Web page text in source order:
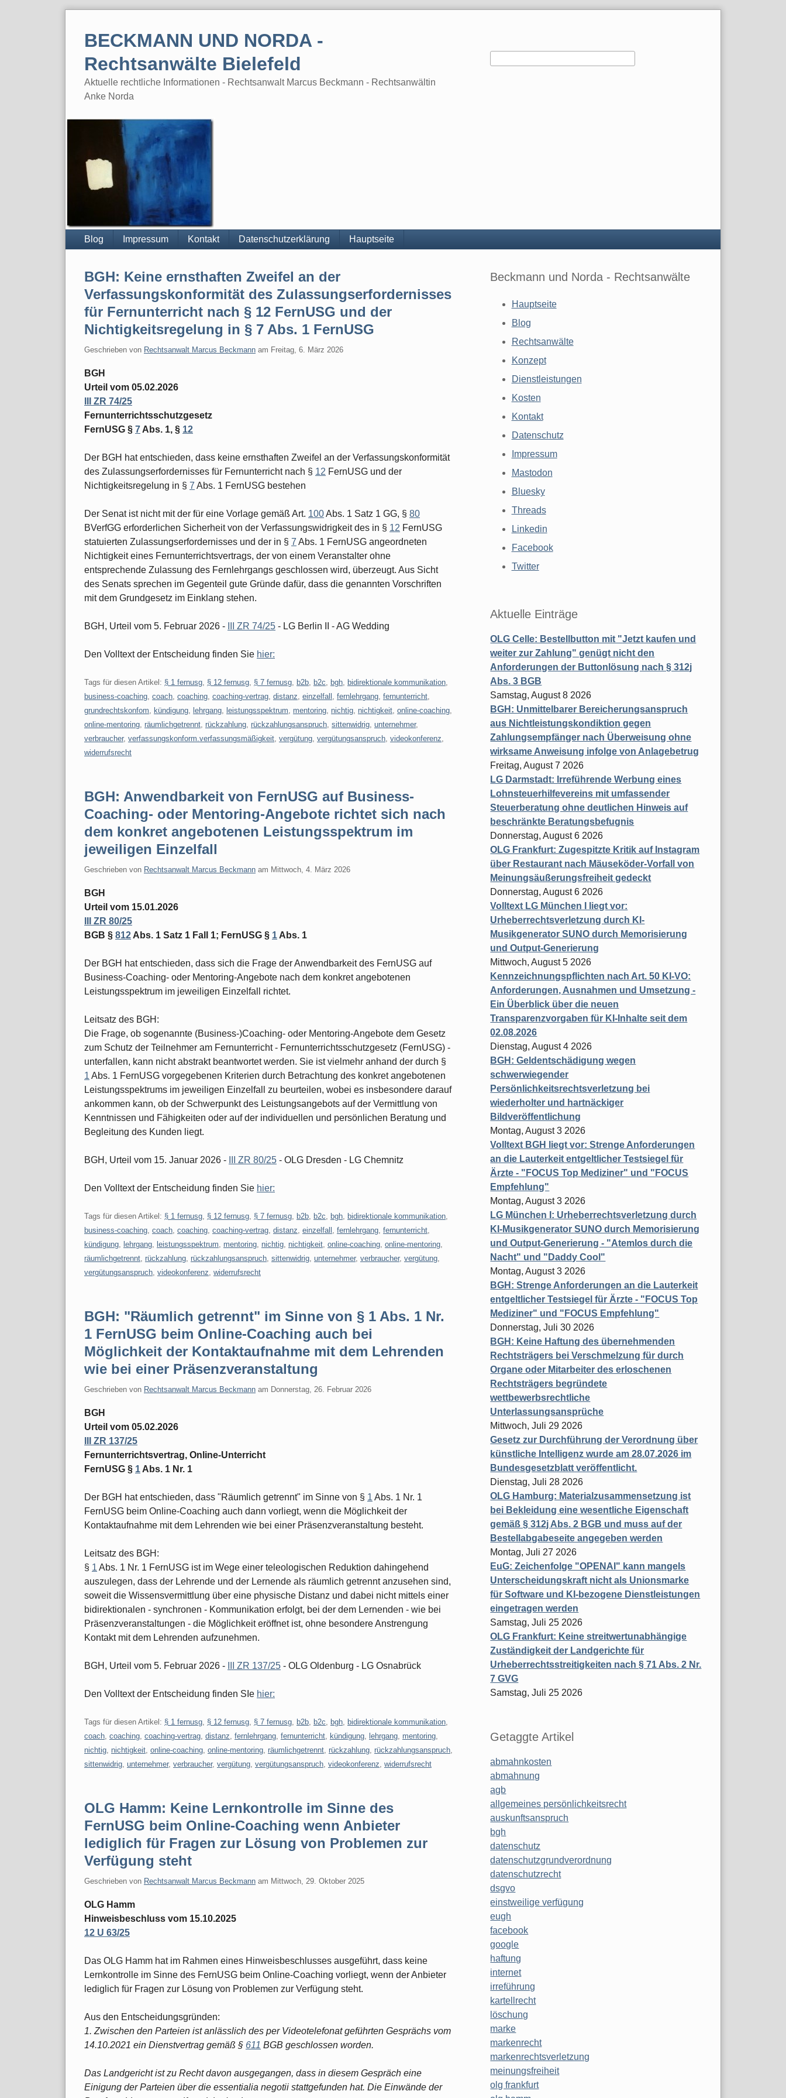
BECKMANN UND NORDA -
Rechtsanwälte Bielefeld
Aktuelle rechtliche Informationen - Rechtsanwalt Marcus Beckmann - Rechtsanwältin
Anke Norda
Blog Impressum Kontakt Datenschutzerklärung Hauptseite
BGH: Keine ernsthaften Zweifel an der
Verfassungskonformität des Zulassungserfordernisses
für Fernunterricht nach § 12 FernUSG und der
Nichtigkeitsregelung in § 7 Abs. 1 FernUSG
Geschrieben von Rechtsanwalt Marcus Beckmann am Freitag, 6. März 2026
BGH
Urteil vom 05.02.2026
III ZR 74/25
Fernunterrichtsschutzgesetz
FernUSG § 7 Abs. 1, § 12
Der BGH hat entschieden, dass keine ernsthaften Zweifel an der Verfassungskonformität
des Zulassungserfordernisses für Fernunterricht nach § 12 FernUSG und der
Nichtigkeitsregelung in § 7 Abs. 1 FernUSG bestehen
Der Senat ist nicht mit der für eine Vorlage gemäß Art. 100Abs. 1 Satz 1 GG, § 80
BVerfGG erforderlichen Sicherheit von der Verfassungswidrigkeit des in § 12 FernUSG
statuierten Zulassungserfordernisses und der in § 7 Abs. 1 FernUSG angeordneten
Nichtigkeit eines Fernunterrichtsvertrags, der von einem Veranstalter ohne
entsprechende Zulassung des Fernlehrgangs geschlossen wird, überzeugt. Aus Sicht
des Senats sprechen im Gegenteil gute Gründe dafür, dass die genannten Vorschriften
mit dem Grundgesetz im Einklang stehen.
BGH, Urteil vom 5. Februar 2026 - III ZR 74/25 - LG Berlin II - AG Wedding
Den Volltext der Entscheidung finden Sie hier:
Tags für diesen Artikel: § 1 fernusg § 12 fernusg § 7 fernusg b2b b2c bgh bidirektionale kommunikation
business-coaching coach coaching coaching-vertrag distanz einzelfall fernlehrgang fernunterricht
grundrechtskonfom
kündigung lehrgang leistungsspektrum mentoring nichtig nichtigkeit online-coaching
online-mentoring räumlichgetrennt rückzahlung rückzahlungsanspruch sittenwidrig unternehmer,
verbraucher, verfassungskonform.verfassungsmäßigkeit vergütung vergütungsanspruch videokonferenz
widerrufsrecht
BGH: Anwendbarkeit von FernUSG auf Business-
Coaching- oder Mentoring-Angebote richtet sich nach
dem konkret angebotenen Leistungsspektrum im
jeweiligen Einzelfall
Geschrieben von Rechtsanwalt Marcus Beckmann am Mittwoch, 4. März 2026
BGH
Urteil vom 15.01.2026
III ZR 80/25
BGB § 812 Abs. 1 Satz 1 Fall 1; FernUSG § 1 Abs. 1
Der BGH hat entschieden, dass sich die Frage der Anwendbarkeit des FernUSG auf
Business-Coaching- oder Mentoring-Angebote nach dem konkret angebotenen
Leistungsspektrum im jeweiligen Einzelfall richtet.
Leitsatz des BGH:
Die Frage, ob sogenannte (Business-)Coaching- oder Mentoring-Angebote dem Gesetz
zum Schutz der Teilnehmer am Fernunterricht - Fernunterrichtsschutzgesetz (FernUSG) -
unterfallen, kann nicht abstrakt beantwortet werden. Sie ist vielmehr anhand der durch §
1 Abs. 1 FernUSG vorgegebenen Kriterien durch Betrachtung des konkret angebotenen
Leistungsspektrums im jeweiligen Einzelfall zu beurteilen, wobei es insbesondere darauf
ankommen kann, ob der Schwerpunkt des Leistungsangebots auf der Vermittlung von
Kenntnissen und Fähigkeiten oder auf der individuellen und persönlichen Beratung und
Begleitung des Kunden liegt.
BGH, Urteil vom 15. Januar 2026 - III ZR 80/25 - OLG Dresden - LG Chemnitz
Den Volltext der Entscheidung finden Sie hier:
Tags für diesen Artikel: § 1 fernusg § 12 fernusg § 7 fernusg b2b b2c bgh bidirektionale kommunikation
business-coaching coach coaching coaching-vertrag distanz einzelfall fernlehrgang fernunterricht
kündigung
lehrgang leistungsspektrum mentoring nichtig nichtigkeit online-coaching online-mentoring
räumlichgetrennt rückzahlung rückzahlungsanspruch sittenwidrig unternehmer, verbraucher, vergütung
vergütungsanspruch videokonferenz widerrufsrecht
BGH: "Räumlich getrennt" im Sinne von § 1 Abs. 1 Nr.
1 FernUSG beim Online-Coaching auch bei
Möglichkeit der Kontaktaufnahme mit dem Lehrenden
wie bei einer Präsenzveranstaltung
Geschrieben von Rechtsanwalt Marcus Beckmann am Donnerstag, 26. Februar 2026
BGH
Urteil vom 05.02.2026
III ZR 137/25
Fernunterrichtsvertrag, Online-Unterricht
FernUSG § 1 Abs. 1 Nr. 1
Der BGH hat entschieden, dass "Räumlich getrennt" im Sinne von § 1 Abs. 1 Nr. 1
FernUSG beim Online-Coaching auch dann vorliegt, wenn die Möglichkeit der
Kontaktaufnahme mit dem Lehrenden wie bei einer Präsenzveranstaltung besteht.
Leitsatz des BGH:
§ 1 Abs. 1 Nr. 1 FernUSG ist im Wege einer teleologischen Reduktion dahingehend
auszulegen, dass der Lehrende und der Lernende als räumlich getrennt anzusehen sind,
soweit die Wissensvermittlung über eine physische Distanz und dabei nicht mittels einer
bidirektionalen - synchronen - Kommunikation erfolgt, bei der dem Lernenden - wie bei
Präsenzveranstaltungen - die Möglichkeit eröffnet ist, ohne besondere Anstrengung
Kontakt mit dem Lehrenden aufzunehmen.
BGH, Urteil vom 5. Februar 2026 - III ZR 137/25 - OLG Oldenburg - LG Osnabrück
Den Volltext der Entscheidung finden SIe hier:
Tags für diesen Artikel: § 1 fernusg § 12 fernusg § 7 fernusg b2b b2c bgh bidirektionale kommunikation
coach coaching coaching-vertrag distanz fernlehrgang fernunterricht kündigung lehrgang mentoring
nichtig nichtigkeit online-coaching online-mentoring räumlichgetrennt rückzahlung rückzahlungsanspruch
sittenwidrig unternehmer, verbraucher, vergütung vergütungsanspruch videokonferenz widerrufsrecht
OLG Hamm: Keine Lernkontrolle im Sinne des
FernUSG beim Online-Coaching wenn Anbieter
lediglich für Fragen zur Lösung von Problemen zur
Verfügung steht
Geschrieben von Rechtsanwalt Marcus Beckmann am Mittwoch, 29. Oktober 2025
OLG Hamm
Hinweisbeschluss vom 15.10.2025
12 U 63/25
Das OLG Hamm hat im Rahmen eines Hinweisbeschlusses ausgeführt, dass keine
Lernkontrolle im Sinne des FernUSG beim Online-Coaching vorliegt, wenn der Anbieter
lediglich für Fragen zur Lösung von Problemen zur Verfügung steht.
Aus den Entscheidungsgründen:
1. Zwischen den Parteien ist anlässlich des per Videotelefonat geführten Gesprächs vom
14.10.2021 ein Dienstvertrag gemäß § 611 BGB geschlossen worden.
Das Landgericht ist zu Recht davon ausgegangen, dass in diesem Gespräch eine
Einigung der Parteien über die essentialia negotii stattgefunden hat. Die Einwände der
Beckmann und Norda - Rechtsanwälte
Hauptseite
Blog
Rechtsanwälte
Konzept
Dienstleistungen
Kosten
Kontakt
Datenschutz
Impressum
Mastodon
Bluesky
Threads
Linkedin
Facebook
Twitter
Aktuelle Einträge
OLG Celle: Bestellbutton mit "Jetzt kaufen und
weiter zur Zahlung" genügt nicht den
Anforderungen der Buttonlösung nach § 312j
Abs. 3 BGB
Samstag, August 8 2026
BGH: Unmittelbarer Bereicherungsanspruch
aus Nichtleistungskondiktion gegen
Zahlungsempfänger nach Überweisung ohne
wirksame Anweisung infolge von Anlagebetrug
Freitag, August 7 2026
LG Darmstadt: Irreführende Werbung eines
Lohnsteuerhilfevereins mit umfassender
Steuerberatung ohne deutlichen Hinweis auf
beschränkte Beratungsbefugnis
Donnerstag, August 6 2026
OLG Frankfurt: Zugespitzte Kritik auf Instagram
über Restaurant nach Mäuseköder-Vorfall von
Meinungsäußerungsfreiheit gedeckt
Donnerstag, August 6 2026
Volltext LG München I liegt vor:
Urheberrechtsverletzung durch KI-
Musikgenerator SUNO durch Memorisierung
und Output-Generierung
Mittwoch, August 5 2026
Kennzeichnungspflichten nach Art. 50 KI-VO:
Anforderungen, Ausnahmen und Umsetzung -
Ein Überblick über die neuen
Transparenzvorgaben für KI-Inhalte seit dem
02.08.2026
Dienstag, August 4 2026
BGH: Geldentschädigung wegen
schwerwiegender
Persönlichkeitsrechtsverletzung bei
wiederholter und hartnäckiger
Bildveröffentlichung
Montag, August 3 2026
Volltext BGH liegt vor: Strenge Anforderungen
an die Lauterkeit entgeltlicher Testsiegel für
Ärzte - "FOCUS Top Mediziner" und "FOCUS
Empfehlung"
Montag, August 3 2026
LG München I: Urheberrechtsverletzung durch
KI-Musikgenerator SUNO durch Memorisierung
und Output-Generierung - "Atemlos durch die
Nacht" und "Daddy Cool"
Montag, August 3 2026
BGH: Strenge Anforderungen an die Lauterkeit
entgeltlicher Testsiegel für Ärzte - "FOCUS Top
Mediziner" und "FOCUS Empfehlung"
Donnerstag, Juli 30 2026
BGH: Keine Haftung des übernehmenden
Rechtsträgers bei Verschmelzung für durch
Organe oder Mitarbeiter des erloschenen
Rechtsträgers begründete
wettbewerbsrechtliche
Unterlassungsansprüche
Mittwoch, Juli 29 2026
Gesetz zur Durchführung der Verordnung über
künstliche Intelligenz wurde am 28.07.2026 im
Bundesgesetzblatt veröffentlicht.
Dienstag, Juli 28 2026
OLG Hamburg: Materialzusammensetzung ist
bei Bekleidung eine wesentliche Eigenschaft
gemäß § 312j Abs. 2 BGB und muss auf der
Bestellabgabeseite angegeben werden
Montag, Juli 27 2026
EuG: Zeichenfolge "OPENAI" kann mangels
Unterscheidungskraft nicht als Unionsmarke
für Software und KI-bezogene Dienstleistungen
eingetragen werden
Samstag, Juli 25 2026
OLG Frankfurt: Keine streitwertunabhängige
Zuständigkeit der Landgerichte für
Urheberrechtsstreitigkeiten nach § 71 Abs. 2 Nr.
7 GVG
Samstag, Juli 25 2026
Getaggte Artikel
abmahnkosten
abmahnung
agb
allgemeines persönlichkeitsrecht
auskunftsanspruch
bgh
datenschutz
datenschutzgrundverordnung
datenschutzrecht
dsgvo
einstweilige verfügung
eugh
facebook
google
haftung
internet
irreführung
kartellrecht
löschung
marke
markenrecht
markenrechtsverletzung
meinungsfreiheit
olg frankfurt